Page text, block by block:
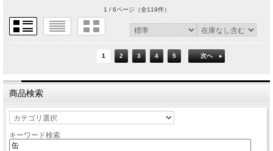
1 / 6ページ（全119件）
1 2 3 4 5 次へ
商品検索
キーワード検索